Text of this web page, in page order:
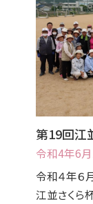
第19回江
令和4年6
令和４年６
江並さくら